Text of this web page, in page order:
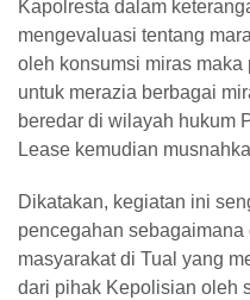
Kapolresta dalam
mengevaluasi tentang
oleh konsumsi miras
untuk merazia berbagai
beredar di wilayah hukum
Lease kemudian
Dikatakan, kegiatan ini
pencegahan
masyarakat di Tual yang
dari pihak Kepolisian oleh